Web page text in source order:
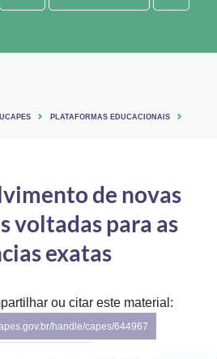
Direitos Humanos
PLATAFORMAS EDUCACIONAIS
de novas
voltadas para as
exatas
ou citar este material:
handle/capes/644967